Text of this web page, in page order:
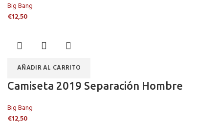
Big Bang
€12,50
AÑADIR AL CARRITO
Camiseta 2019 Separación Hombre
Big Bang
€12,50